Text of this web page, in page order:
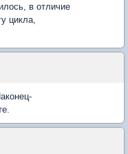
в отличие
цикла,